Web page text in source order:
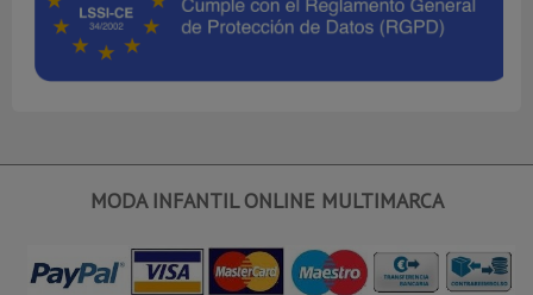
MODA INFANTIL ONLINE MULTIMARCA